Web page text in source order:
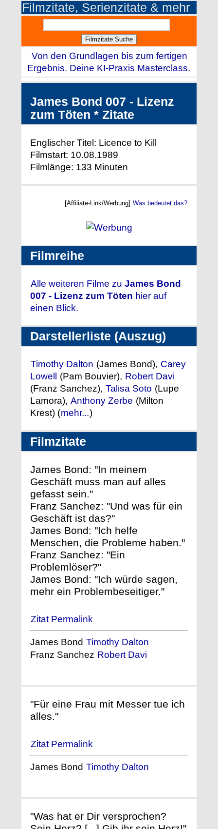
Filmzitate, Serienzitate & mehr
Von den Grundlagen bis zum fertigen
Ergebnis. Deine KI-Praxis Masterclass.
James Bond 007 - Lizenz
zum Töten * Zitate
Englischer Titel: Licence to Kill
Filmstart: 10.08.1989
Filmlänge: 133 Minuten
[Affiliate-Link/Werbung] Was bedeutet das?
Filmreihe
Alle weiteren Filme zu James Bond
007 - Lizenz zum Töten hier auf
einen Blick.
Darstellerliste (Auszug)
Timothy Dalton (James Bond), Carey
Lowell
(Pam Bouvier), Robert Davi
(Franz Sanchez), Talisa Soto (Lupe
Lamora), Anthony Zerbe (Milton
Krest) (mehr...)
Filmzitate
James Bond: "In meinem
Geschäft muss man auf alles
gefasst sein."
Franz Sanchez: "Und was für ein
Geschäft ist das?"
James Bond: "Ich helfe
Menschen, die Probleme haben."
Franz Sanchez: "Ein
Problemlöser?"
James Bond: "Ich würde sagen,
mehr ein Problembeseitiger."
Zitat Permalink
James Bond Timothy Dalton
Franz Sanchez Robert Davi
"Für eine Frau mit Messer tue ich
alles."
Zitat Permalink
James Bond Timothy Dalton
"Was hat er Dir versprochen?